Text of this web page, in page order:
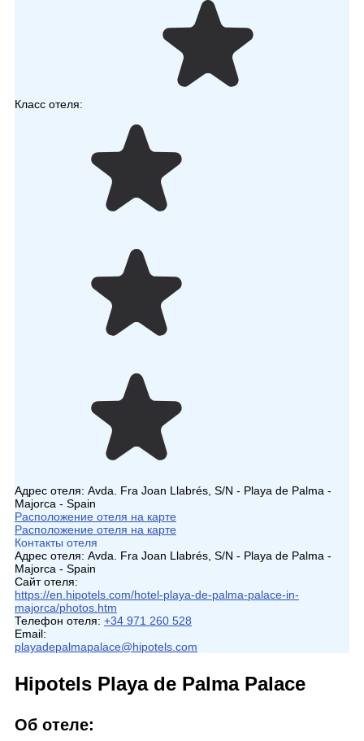
Класс отеля:
Адрес отеля: Avda. Fra Joan Llabrés, S/N - Playa de Palma -
Majorca - Spain
Расположение отеля на карте
Расположение отеля на карте
Контакты отеля
Адрес отеля: Avda. Fra Joan Llabrés, S/N - Playa de Palma -
Majorca - Spain
Сайт отеля:
https://en.hipotels.com/hotel-playa-de-palma-palace-in-
majorca/photos.htm
Телефон отеля: +34 971 260 528
Email:
playadepalmapalace@hipotels.com
Hipotels Playa de Palma Palace
Об отеле: